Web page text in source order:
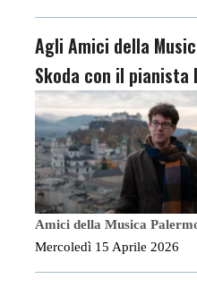
Agli Amici della
Skoda con il pianista
Amici della Musica
Mercoledì 15 Aprile 2026